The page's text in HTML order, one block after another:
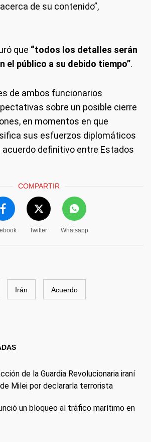
de su contenido”,
que “todos los detalles serán
el público a su debido tiempo”.
de ambos funcionarios
sobre un posible cierre
en momentos en que
sus esfuerzos diplomáticos
acuerdo definitivo entre Estados
COMPARTIR
Twitter Whatsapp
Irán Acuerdo
de la Guardia Revolucionaria iraní
Milei por declararla terrorista
un bloqueo al tráfico marítimo en